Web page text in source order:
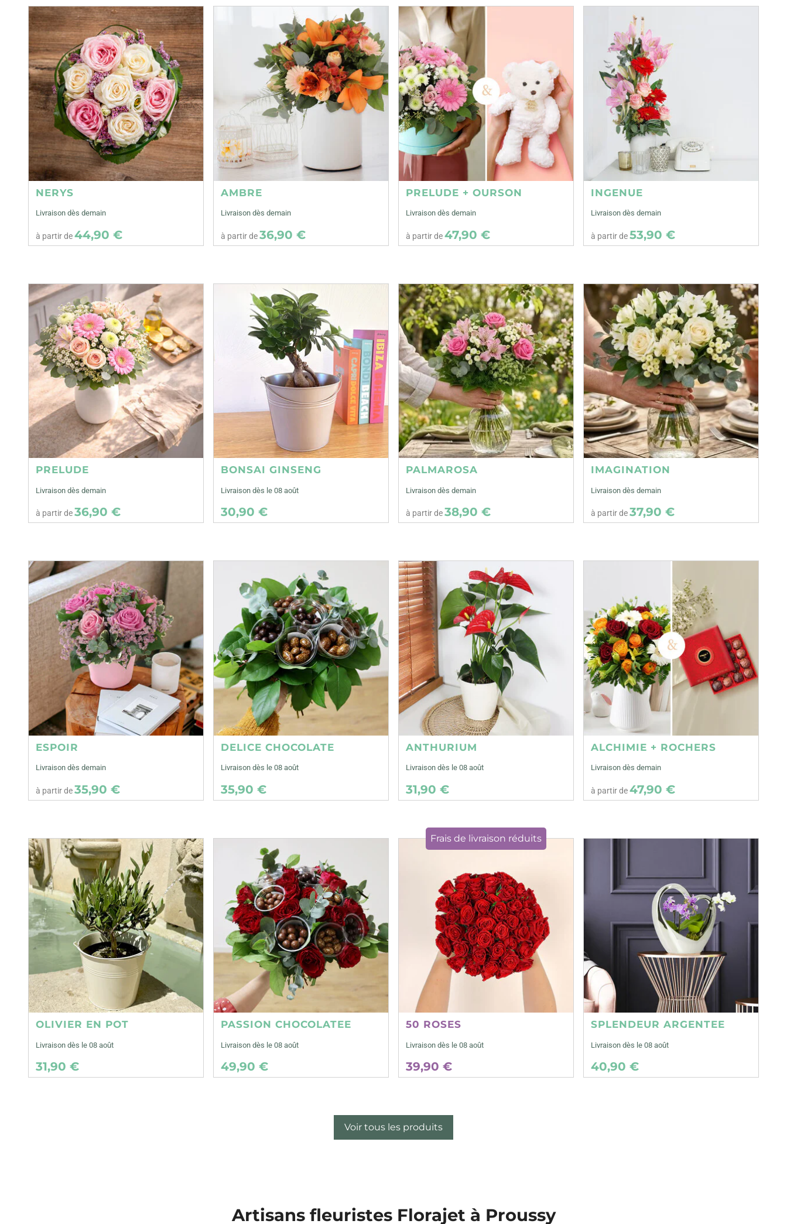
NERYS
Livraison dès demain
à partir de44,90 €
AMBRE
Livraison dès demain
à partir de36,90 €
PRELUDE + OURSON
Livraison dès demain
à partir de47,90 €
INGENUE
Livraison dès demain
à partir de53,90 €
PRELUDE
Livraison dès demain
à partir de36,90 €
BONSAI GINSENG
Livraison dès le 08 août
30,90 €
PALMAROSA
Livraison dès demain
à partir de38,90 €
IMAGINATION
Livraison dès demain
à partir de37,90 €
ESPOIR
Livraison dès demain
à partir de35,90 €
DELICE CHOCOLATE
Livraison dès le 08 août
35,90 €
ANTHURIUM
Livraison dès le 08 août
31,90 €
ALCHIMIE + ROCHERS
Livraison dès demain
à partir de47,90 €
OLIVIER EN POT
Livraison dès le 08 août
31,90 €
PASSION CHOCOLATEE
Livraison dès le 08 août
49,90 €
Frais de livraison réduits
50 ROSES
Livraison dès le 08 août
39,90 €
SPLENDEUR ARGENTEE
Livraison dès le 08 août
40,90 €
Voir tous les produits
Artisans fleuristes Florajet à Proussy